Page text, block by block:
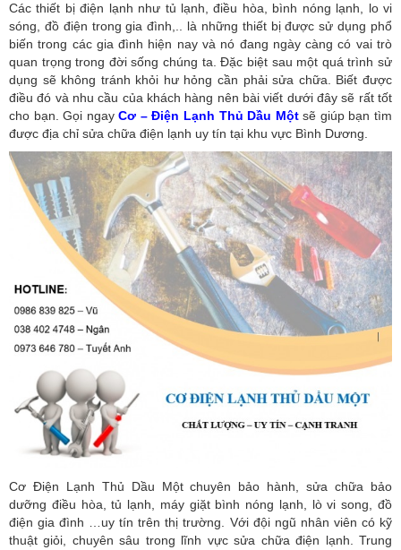
Các thiết bị điện lạnh như tủ lạnh, điều hòa, bình nóng lạnh, lo vi
sóng, đồ điện trong gia đình,.. là những thiết bị được sử dụng phổ
biến trong các gia đình hiện nay và nó đang ngày càng có vai trò
quan trọng trong đời sống chúng ta. Đặc biệt sau một quá trình sử
dụng sẽ không tránh khỏi hư hỏng cần phải sửa chữa. Biết được
điều đó và nhu cầu của khách hàng nên bài viết dưới đây sẽ rất tốt
cho bạn. Gọi ngayCơ – Điện Lạnh Thủ Dầu Một sẽ giúp bạn tìm
được địa chỉ sửa chữa điện lạnh uy tín tại khu vực Bình Dương.
Cơ Điện Lạnh Thủ Dầu Một chuyên bảo hành, sửa chữa bảo
dưỡng điều hòa, tủ lạnh, máy giặt bình nóng lạnh, lò vi song, đồ
điện gia đình …uy tín trên thị trường. Với đội ngũ nhân viên có kỹ
thuật giỏi, chuyên sâu trong lĩnh vực sửa chữa điện lạnh. Trung